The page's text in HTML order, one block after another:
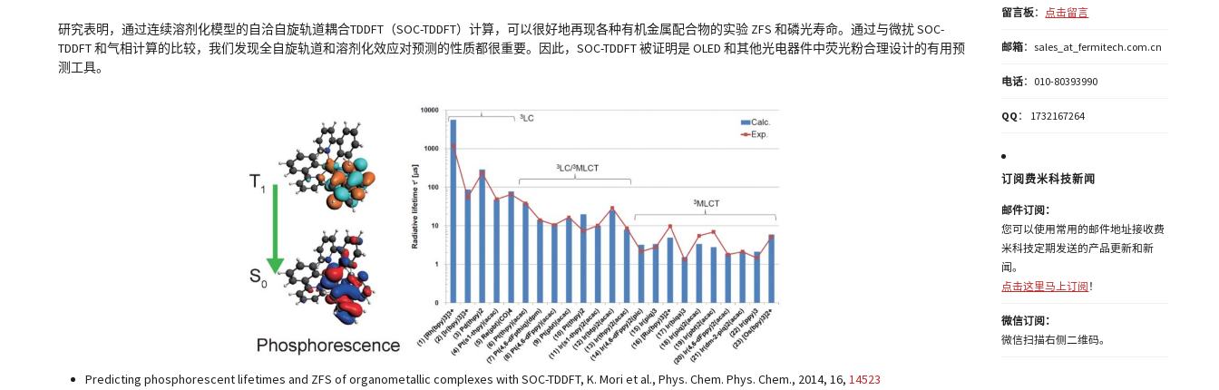
研究表明，通过连续溶剂化模型的自洽自旋轨道耦合TDDFT（SOC-TDDFT）计算，可以很好地再现各种有机金属配合物的实验 ZFS 和磷光寿命。通过与微扰 SOC-
TDDFT 和气相计算的比较，我们发现全自旋轨道和溶剂化效应对预测的性质都很重要。因此，SOC-TDDFT 被证明是 OLED 和其他光电器件中荧光粉合理设计的有用预
测工具。
Predicting phosphorescent lifetimes and ZFS of organometallic complexes with SOC-TDDFT, K. Mori et al., Phys. Chem. Phys. Chem., 2014, 16,14523
留言板： 点击留言
邮箱：sales_at_fermitech.com.cn
电话：010-80393990
QQ ： 1732167264
订阅费米科技新闻
邮件订阅：
您可以使用常用的邮件地址接收费
米科技定期发送的产品更新和新
闻。
点击这里马上订阅 ！
微信订阅：
微信扫描右侧二维码。